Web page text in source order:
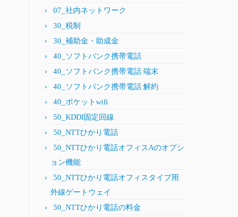
07_社内ネットワーク
30_税制
30_補助金・助成金
40_ソフトバンク携帯電話
40_ソフトバンク携帯電話 端末
40_ソフトバンク携帯電話 解約
40_ポケットwifi
50_KDDI固定回線
50_NTTひかり電話
50_NTTひかり電話オフィスAのオプシ
ョン機能
50_NTTひかり電話オフィスタイプ用
外線ゲートウェイ
50_NTTひかり電話の料金